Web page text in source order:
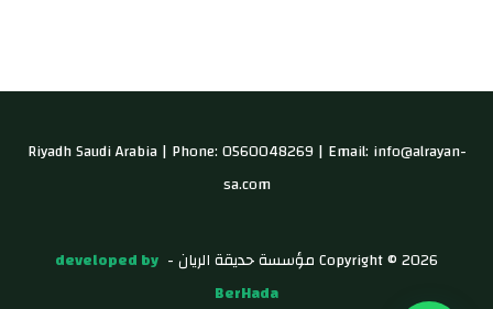
Riyadh Saudi Arabia | Phone: 0560048269 | Email: info@alrayan-
sa.com
Copyright © 2026 مؤسسة حديقة الريان -
developed by
BerHada